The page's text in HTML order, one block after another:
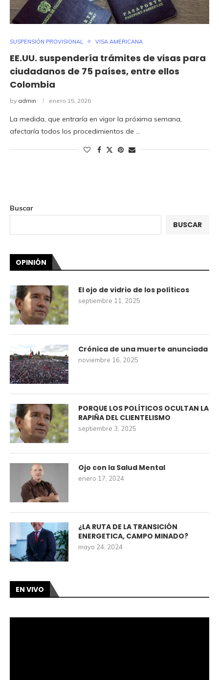
SUSPENSIÓN PROVISIONAL VISA AMERICANA
EE.UU. suspendería trámites de visas para
ciudadanos de 75 países, entre ellos
Colombia
by admin enero 15, 2026
La medida, que entraría en vigor la próxima semana,
afectaría todos los procedimientos de …
Buscar
BUSCAR
OPINIÓN
El ojo de vidrio de los políticos
septiembre 11, 2025
Crónica de una muerte anunciada
noviembre 16, 2025
PORQUE LOS POLÍTICOS OCULTAN LA
RAPIÑA DEL CLIENTELISMO
septiembre 3, 2025
Ojo con la Salud Mental
enero 17, 2024
¿LA RUTA DE LA TRANSICIÓN
ENERGETICA, CAMPO MINADO?
mayo 24, 2024
EN VIVO